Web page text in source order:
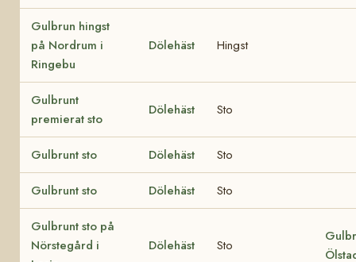
Gulbrun hingst
på Nordrum i
Ringebu
Dölehäst Hingst
Gulbrunt
premierat sto
Dölehäst Sto
Gulbrunt sto Dölehäst Sto
Gulbrunt sto Dölehäst Sto
Gulbrunt sto på
Nörstegård i
Dölehäst Sto